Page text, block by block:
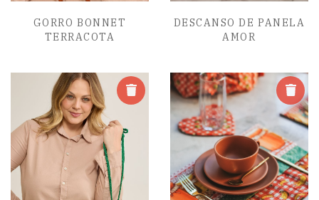
GORRO BONNET
TERRACOTA
DESCANSO DE PANELA
AMOR